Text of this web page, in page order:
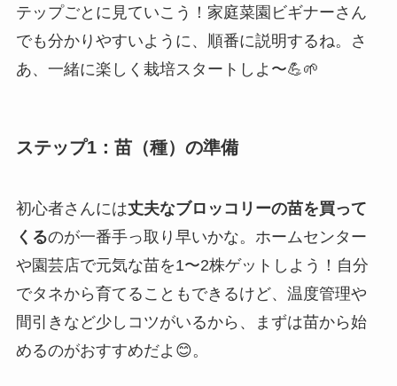
テップごとに見ていこう！家庭菜園ビギナーさん
でも分かりやすいように、順番に説明するね。さ
あ、一緒に楽しく栽培スタートしよ〜💪🌱
ステップ1：苗（種）の準備
初心者さんには丈夫なブロッコリーの苗を買って
くるのが一番手っ取り早いかな。ホームセンター
や園芸店で元気な苗を1〜2株ゲットしよう！自分
でタネから育てることもできるけど、温度管理や
間引きなど少しコツがいるから、まずは苗から始
めるのがおすすめだよ😊。